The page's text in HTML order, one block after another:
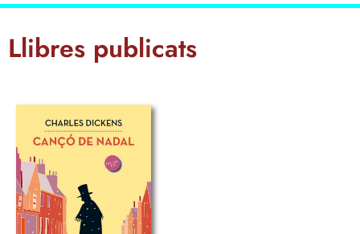
AUTORS
ENSENYAMENT CATALÀ
Llibres publicats